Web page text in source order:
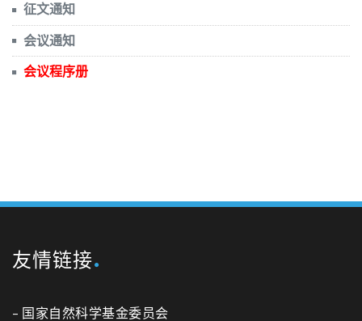
征文通知
会议通知
会议程序册
友情链接
– 国家自然科学基金委员会